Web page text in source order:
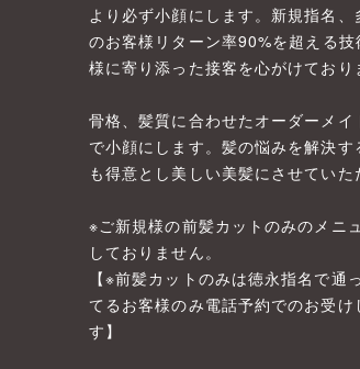
より必ず小顔にします。新規指名、
のお客様リターン率90%を超える技
様に寄り添った接客を心がけており
骨格、髪質に合わせたオーダーメイ
で小顔にします。髪の悩みを解決す
も得意とし美しい美髪にさせていた
※ご新規様の前髪カットのみのメニ
しておりません。
【※前髪カットのみは徳永指名で通
てるお客様のみ電話予約でのお受け
す】